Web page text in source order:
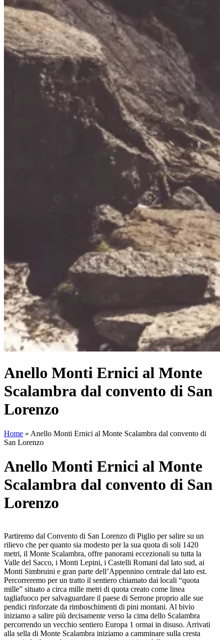
Anello Monti Ernici al Monte
Scalambra dal convento di San
Lorenzo
Home » Anello Monti Ernici al Monte Scalambra dal convento di
San Lorenzo
Anello Monti Ernici al Monte
Scalambra dal convento di San
Lorenzo
Partiremo dal Convento di San Lorenzo di Piglio per salire su un
rilievo che per quanto sia modesto per la sua quota di soli 1420
metri, il Monte Scalambra, offre panorami eccezionali su tutta la
Valle del Sacco, i Monti Lepini, i Castelli Romani dal lato sud, ai
Monti Simbruini e gran parte dell’Appennino centrale dal lato est.
Percorreremo per un tratto il sentiero chiamato dai locali “quota
mille” situato a circa mille metri di quota creato come linea
tagliafuoco per salvaguardare il paese di Serrone proprio alle sue
pendici rinforzate da rimboschimenti di pini montani. Al bivio
iniziamo a salire più decisamente verso la cima dello Scalambra
percorrendo un vecchio sentiero Europa 1 ormai in disuso. Arrivati
alla sella di Monte Scalambra iniziamo a camminare sulla cresta